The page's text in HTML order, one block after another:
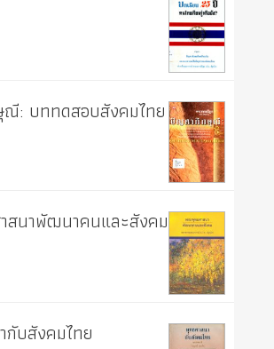
: บททดสอบสังคมไทย
สนาพัฒนาคนและสังคม
กับสังคมไทย